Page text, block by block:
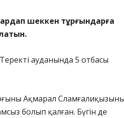
шеккен тұрғындарға
ауданында 5 отбасы
Ақмарал
болып қалған. Бүгін де